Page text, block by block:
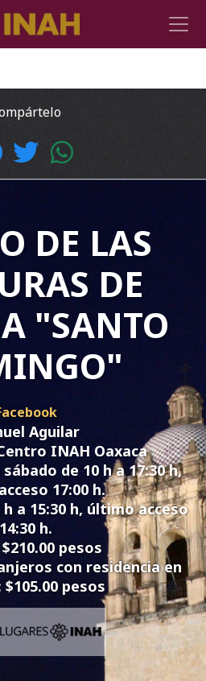
DE LAS
DE
"SANTO
Aguilar
INAH Oaxaca
de 10 h a 17:30 h,
17:00 h.
a 15:30 h, último acceso
14:30 h.
pesos
con residencia en
$105.00 pesos